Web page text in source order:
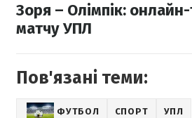
Зоря – Олімпік:
матчу УПЛ
Пов'язані теми:
ФУТБОЛ СПОРТ УПЛ